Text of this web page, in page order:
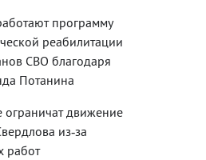
программу
реабилитации
СВО благодаря
Потанина
ограничат движение
из‑за
работ